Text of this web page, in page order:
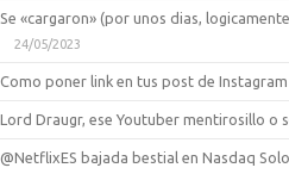
Se «cargaron» (por unos dias,
24/05/2023
Como poner link en tus post de Instagram
Lord Draugr, ese Youtuber mentirosillo o
@NetflixES bajada bestial en Nasdaq